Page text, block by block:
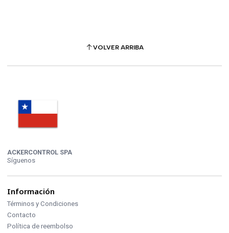
VOLVER ARRIBA
ACKERCONTROL SPA
Síguenos
Información
Términos y Condiciones
Contacto
Política de reembolso